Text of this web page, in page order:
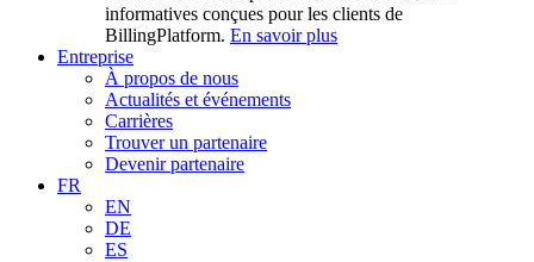
informatives conçues pour les clients de
BillingPlatform. En savoir plus
Entreprise
À propos de nous
Actualités et événements
Carrières
Trouver un partenaire
Devenir partenaire
FR
EN
DE
ES